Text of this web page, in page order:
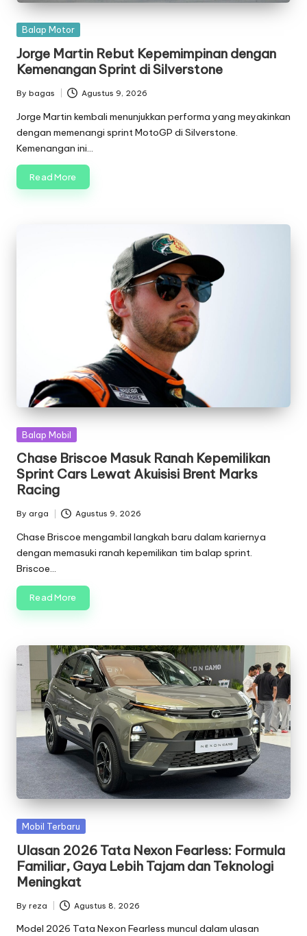
Posted
Balap Motor
Jorge Martin Rebut Kepemimpinan dengan
Kemenangan Sprint di Silverstone
Posted
by
By bagas Agustus 9, 2026
Jorge Martin kembali menunjukkan performa yang meyakinkan
dengan memenangi sprint MotoGP di Silverstone.
Kemenangan ini…
Read More
Posted
Balap Mobil
Chase Briscoe Masuk Ranah Kepemilikan
Sprint Cars Lewat Akuisisi Brent Marks
Racing
Posted
by
By arga Agustus 9, 2026
Chase Briscoe mengambil langkah baru dalam kariernya
dengan memasuki ranah kepemilikan tim balap sprint.
Briscoe…
Read More
Posted
Mobil Terbaru
Ulasan 2026 Tata Nexon Fearless: Formula
Familiar, Gaya Lebih Tajam dan Teknologi
Meningkat
Posted
by
By reza Agustus 8, 2026
Model 2026 Tata Nexon Fearless muncul dalam ulasan